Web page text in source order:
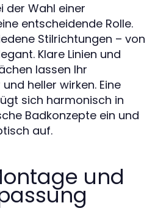
der Wahl einer
entscheidende Rolle.
Stilrichtungen – von
Klare Linien und
lassen Ihr
heller wirken. Eine
sich harmonisch in
Badkonzepte ein und
auf.
und